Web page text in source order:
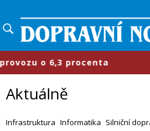
Aktuálně
Infrastruktura Informatika Silniční